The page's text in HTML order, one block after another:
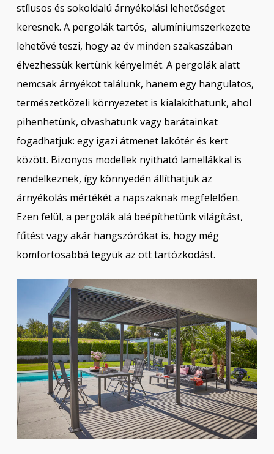
stílusos és sokoldalú árnyékolási lehetőséget
keresnek. A pergolák tartós, alumíniumszerkezete
lehetővé teszi, hogy az év minden szakaszában
élvezhessük kertünk kényelmét. A pergolák alatt
nemcsak árnyékot találunk, hanem egy hangulatos,
természetközeli környezetet is kialakíthatunk, ahol
pihenhetünk, olvashatunk vagy barátainkat
fogadhatjuk: egy igazi átmenet lakótér és kert
között. Bizonyos modellek nyitható lamellákkal is
rendelkeznek, így könnyedén állíthatjuk az
árnyékolás mértékét a napszaknak megfelelően.
Ezen felül, a pergolák alá beépíthetünk világítást,
fűtést vagy akár hangszórókat is, hogy még
komfortosabbá tegyük az ott tartózkodást.